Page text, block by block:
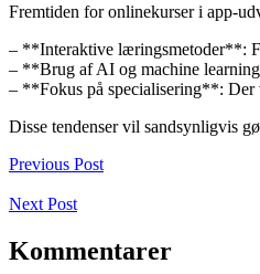
Fremtiden for onlinekurser i app-
– **Interaktive læringsmetoder**:
– **Brug af AI og machine
– **Fokus på specialisering**: Der
Disse tendenser vil sandsynligvis
Previous Post
Next Post
Kommentarer